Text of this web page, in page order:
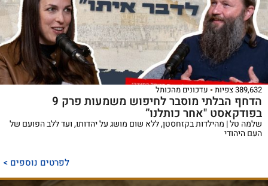
389,632 צפיות עדכונים מהכותל
הדחף הבלתי מוסבר לחיפוש משמעות פרק 9
בפודקאסט "אחר כותלנו”
שלמה טל | מהילדות בקזחסטן, ללא שום מושג על יהדותו, ועד ללב הפועם של
העם היהודי
לפרטים נוספים >